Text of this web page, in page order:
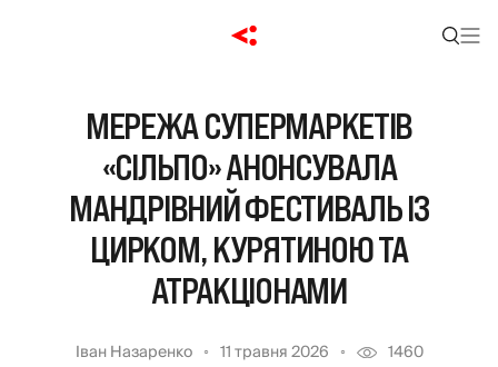
МЕРЕЖА СУПЕРМАРКЕТІВ
«СІЛЬПО» АНОНСУВАЛА
МАНДРІВНИЙ ФЕСТИВАЛЬ ІЗ
ЦИРКОМ, КУРЯТИНОЮ ТА
АТРАКЦІОНАМИ
Іван Назаренко 11 травня 2026 1460